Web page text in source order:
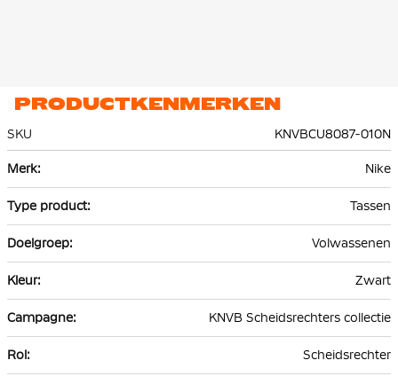
PRODUCTKENMERKEN
SKU
KNVBCU8087-010N
informatie
Nike
Tassen
Volwassenen
Zwart
KNVB Scheidsrechters collectie
Scheidsrechter